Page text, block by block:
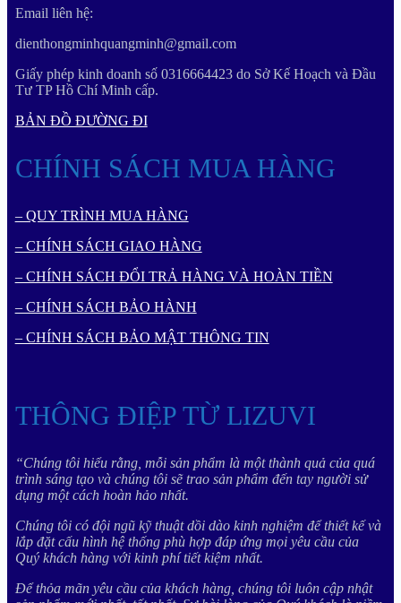
Email liên hệ:
dienthongminhquangminh@gmail.com
Giấy phép kinh doanh số 0316664423 do Sở Kế Hoạch và Đầu
Tư TP Hồ Chí Minh cấp.
BẢN ĐỒ ĐƯỜNG ĐI
CHÍNH SÁCH MUA HÀNG
– QUY TRÌNH MUA HÀNG
– CHÍNH SÁCH GIAO HÀNG
– CHÍNH SÁCH ĐỔI TRẢ HÀNG VÀ HOÀN TIỀN
– CHÍNH SÁCH BẢO HÀNH
– CHÍNH SÁCH BẢO MẬT THÔNG TIN
THÔNG ĐIỆP TỪ LIZUVI
“Chúng tôi hiểu rằng, mỗi sản phẩm là một thành quả của quá
trình sáng tạo và chúng tôi sẽ trao sản phẩm đến tay người sử
dụng một cách hoàn hảo nhất.
Chúng tôi có đội ngũ kỹ thuật dồi dào kinh nghiệm để thiết kế và
lắp đặt cấu hình hệ thống phù hợp đáp ứng mọi yêu cầu của
Quý khách hàng với kinh phí tiết kiệm nhất.
Để thỏa mãn yêu cầu của khách hàng, chúng tôi luôn cập nhật